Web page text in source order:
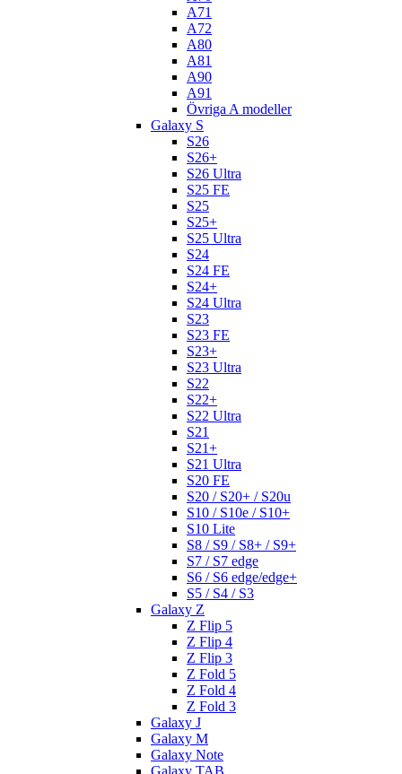
A71
A72
A80
A81
A90
A91
Övriga A modeller
Galaxy S
S26
S26+
S26 Ultra
S25 FE
S25
S25+
S25 Ultra
S24
S24 FE
S24+
S24 Ultra
S23
S23 FE
S23+
S23 Ultra
S22
S22+
S22 Ultra
S21
S21+
S21 Ultra
S20 FE
S20 / S20+ / S20u
S10 / S10e / S10+
S10 Lite
S8 / S9 / S8+ / S9+
S7 / S7 edge
S6 / S6 edge/edge+
S5 / S4 / S3
Galaxy Z
Z Flip 5
Z Flip 4
Z Flip 3
Z Fold 5
Z Fold 4
Z Fold 3
Galaxy J
Galaxy M
Galaxy Note
Galaxy TAB